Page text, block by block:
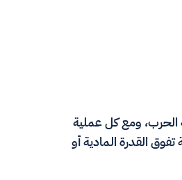
الحرب، ومع كل عملية
القدرة المادية أو